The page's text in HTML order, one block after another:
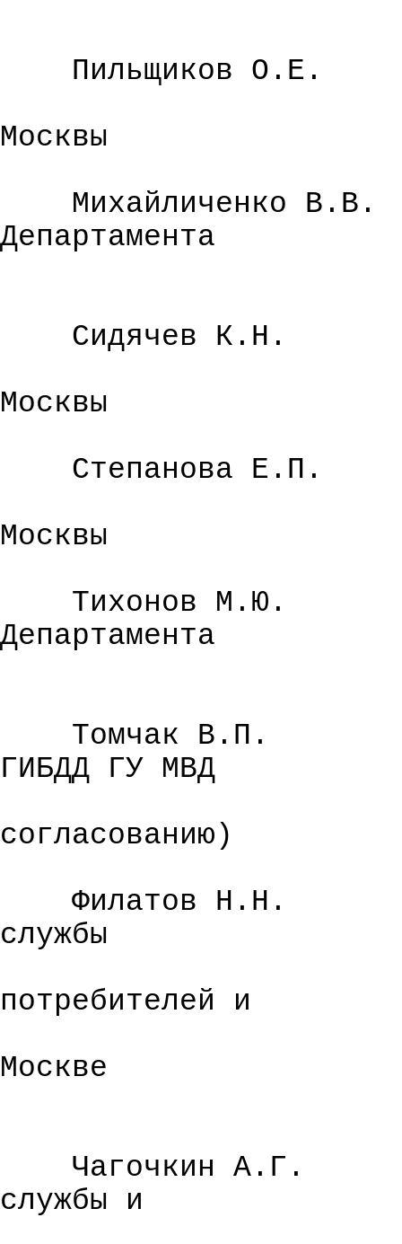
Пильщиков О.Е.
Москвы
Михайличенко В.В.
Департамента
Сидячев К.Н.
Москвы
Степанова Е.П.
Москвы
Тихонов М.Ю.
Департамента
Томчак В.П.
ГИБДД ГУ МВД
согласованию)
Филатов Н.Н.
службы
потребителей и
Москве
Чагочкин А.Г.
службы и